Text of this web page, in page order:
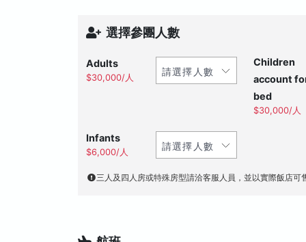
選擇參團人數
Adults
$30,000/人
Children
account
bed
$30,000/人
Infants
$6,000/人
三人及四人房或特殊房型請洽客服人員，並以實際飯店可